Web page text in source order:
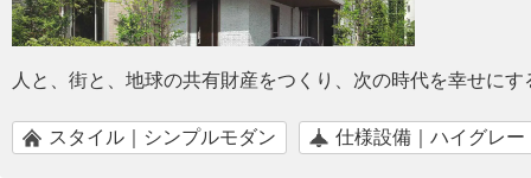
人と、街と、地球の共有財産をつくり、次の時代を幸せに
スタイル｜シンプルモダン 仕様設備｜ハイグレー